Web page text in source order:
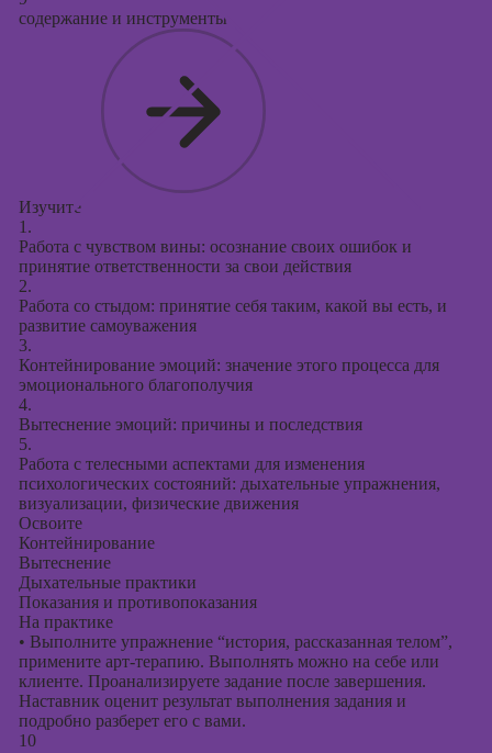
содержание и инструменты
Изучите
1.
Работа с чувством вины: осознание своих ошибок и
принятие ответственности за свои действия
2.
Работа со стыдом: принятие себя таким, какой вы есть, и
развитие самоуважения
3.
Контейнирование эмоций: значение этого процесса для
эмоционального благополучия
4.
Вытеснение эмоций: причины и последствия
5.
Работа с телесными аспектами для изменения
психологических состояний: дыхательные упражнения,
визуализации, физические движения
Освоите
Контейнирование
Вытеснение
Дыхательные практики
Показания и противопоказания
На практике
• Выполните упражнение “история, рассказанная телом”,
примените арт-терапию. Выполнять можно на себе или
клиенте. Проанализируете задание после завершения.
Наставник оценит результат выполнения задания и
подробно разберет его с вами.
10